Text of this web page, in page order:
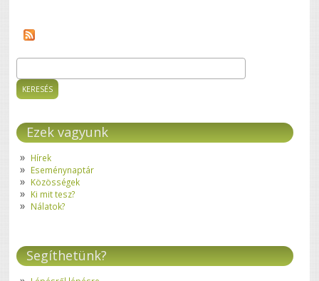
Keresés űrlap
Ezek vagyunk
Hírek
Eseménynaptár
Közösségek
Ki mit tesz?
Nálatok?
Segíthetünk?